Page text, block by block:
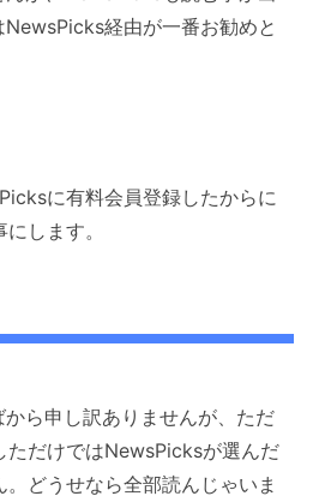
経由が一番お勧めと
に有料会員登録したからに
します。
ら申し訳ありませんが、ただ
だけではNewsPicksが選んだ
どうせなら全部読んじゃいま